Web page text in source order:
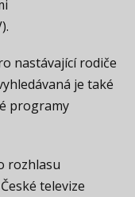
nastávající rodiče
je také
programy
rozhlasu
televize